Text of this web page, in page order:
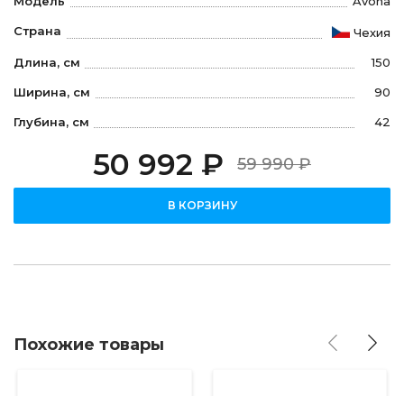
Страна Чехия
Длина, см 150
Ширина, см 90
Глубина, см 42
50 992 ₽ 59 990 ₽
В КОРЗИНУ
Похожие товары